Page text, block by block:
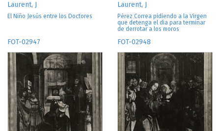
Laurent, J
El Niño Jesús entre los Doctores
Laurent, J
Pérez Correa pidiendo a la Virgen
que detenga el dia para terminar
de derrotar a los moros
FOT-02947 FOT-02948